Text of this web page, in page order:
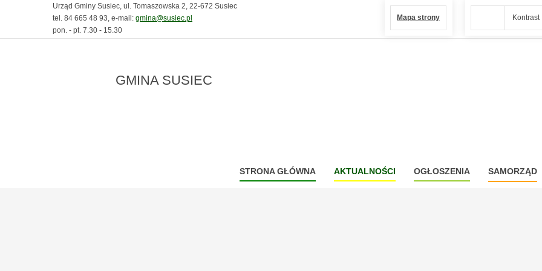
Urząd Gminy Susiec, ul. Tomaszowska 2, 22-672 Susiec
tel. 84 665 48 93, e-mail: gmina@susiec.pl
pon. - pt. 7.30 - 15.30
Kontrast
Mapa strony
GMINA SUSIEC
STRONA GŁÓWNA AKTUALNOŚCI OGŁOSZENIA SAMORZĄD